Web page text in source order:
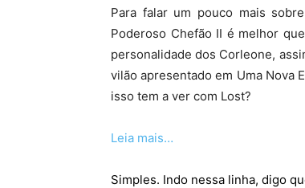
Para falar um pouco mais
Poderoso Chefão II é melhor
personalidade dos Corleone,
vilão apresentado em Uma Nova
isso tem a ver com Lost?
Leia mais…
Simples. Indo nessa linha, digo